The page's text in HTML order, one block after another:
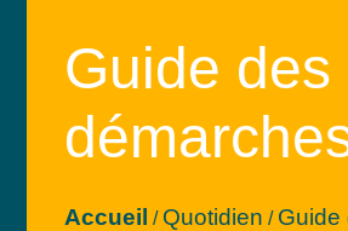
Guide des
Accueil / Quotidien / Guide